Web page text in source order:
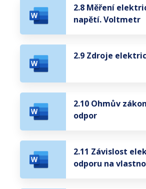
2.8 Měření
napětí. Voltmetr
2.9 Zdroje
2.10 Ohmův
odpor
2.11 Závislost
odporu na